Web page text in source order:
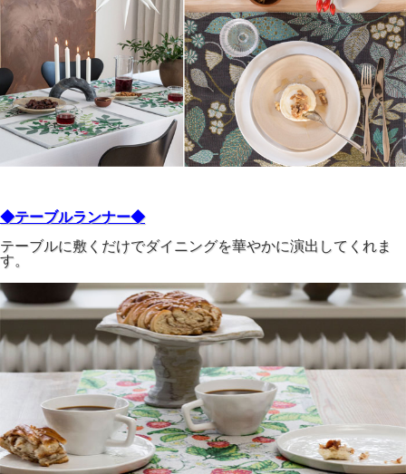
◆テーブルランナー◆
テーブルに敷くだけでダイニングを華やかに演出してくれま
す。